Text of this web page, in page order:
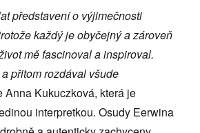
představení o výjimečnosti
každý je obyčejný a zároveň
mě fascinoval a inspiroval.
přitom rozdával všude
Kukuczková, která je
interpretkou. Osudy Eerwina